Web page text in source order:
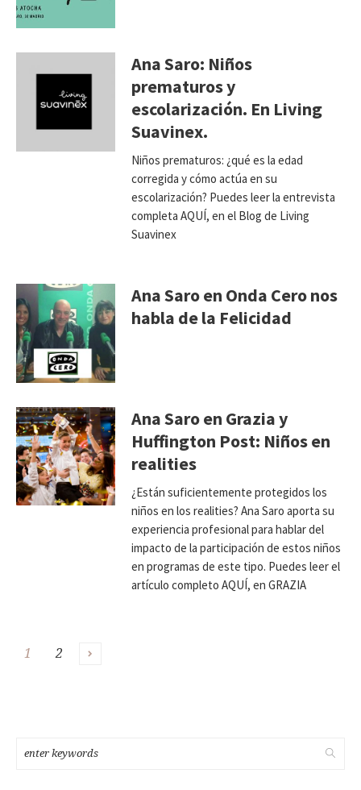
Ana Saro: Niños
prematuros y
escolarización. En Living
Suavinex.
Niños prematuros: ¿qué es la edad
corregida y cómo actúa en su
escolarización? Puedes leer la entrevista
completa AQUÍ, en el Blog de Living
Suavinex
Ana Saro en Onda Cero nos
habla de la Felicidad
Ana Saro en Grazia y
Huffington Post: Niños en
realities
¿Están suficientemente protegidos los
niños en los realities? Ana Saro aporta su
experiencia profesional para hablar del
impacto de la participación de estos niños
en programas de este tipo. Puedes leer el
artículo completo AQUÍ, en GRAZIA
1 2